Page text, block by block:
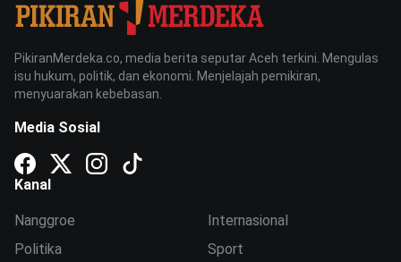
PikiranMerdeka.co, media berita seputar Aceh terkini. Mengulas
isu hukum, politik, dan ekonomi. Menjelajah pemikiran,
menyuarakan kebebasan.
Media Sosial
Kanal
Nanggroe
Politika
Internasional
Sport